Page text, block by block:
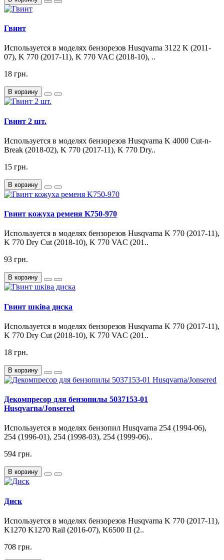
Гвинт
Используется в моделях бензорезов Husqvarna 3122 K (2011-
07), K 770 (2017-11), K 770 VAC (2018-10), ..
18 грн.
В корзину
Гвинт 2 шт.
Используется в моделях бензорезов Husqvarna K 4000 Cut-n-
Break (2018-02), K 770 (2017-11), K 770 Dry..
15 грн.
В корзину
Гвинт кожуха ременя K750-970
Используется в моделях бензорезов Husqvarna K 770 (2017-11),
K 770 Dry Cut (2018-10), K 770 VAC (201..
93 грн.
В корзину
Гвинт шківа диска
Используется в моделях бензорезов Husqvarna K 770 (2017-11),
K 770 Dry Cut (2018-10), K 770 VAC (201..
18 грн.
В корзину
Декомпресор для бензопилы 5037153-01
Husqvarna/Jonsered
Используется в моделях бензопил Husqvarna 254 (1994-06),
254 (1996-01), 254 (1998-03), 254 (1999-06)..
594 грн.
В корзину
Диск
Используется в моделях бензорезов Husqvarna K 770 (2017-11),
K1270 K1270 Rail (2016-07), K6500 II (2..
708 грн.